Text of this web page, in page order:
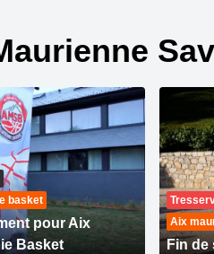
basket
pour Aix
Basket
Aix
Fin de